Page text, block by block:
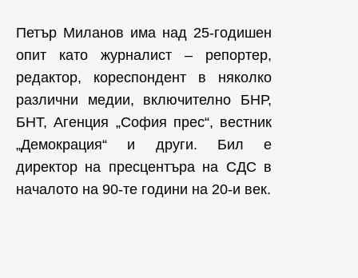
Петър Миланов има над 25-годишен
опит като журналист – репортер,
редактор, кореспондент в няколко
различни медии, включително БНР,
БНТ, Агенция „София прес“, вестник
„Демокрация“ и други. Бил е
директор на пресцентъра на СДС в
началото на 90-те години на 20-и век.